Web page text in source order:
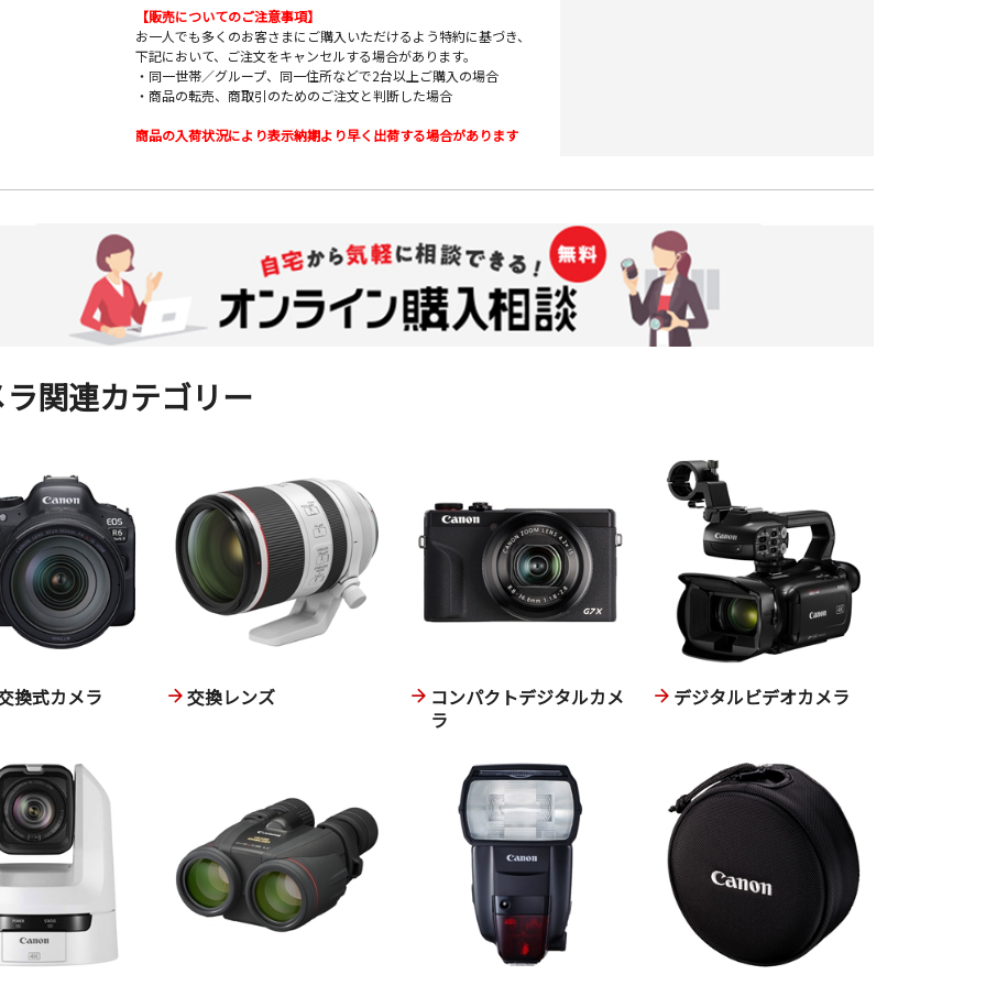
【販売についてのご注意事項】
お一人でも多くのお客さまにご購入いただけるよう特約に基づき、
下記において、ご注文をキャンセルする場合があります。
・同一世帯／グループ、同一住所などで2台以上ご購入の場合
・商品の転売、商取引のためのご注文と判断した場合
商品の入荷状況により表示納期より早く出荷する場合があります
関連カテゴリー
換式カメラ 交換レンズ
コンパクトデジタルカメ
ラ
デジタルビデオカメラ